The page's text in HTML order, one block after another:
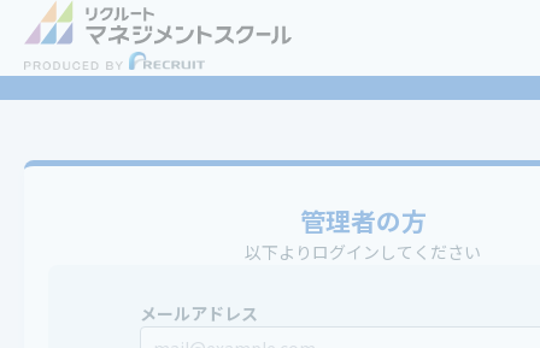
管理者の方
以下よりログインしてください
メールアドレス